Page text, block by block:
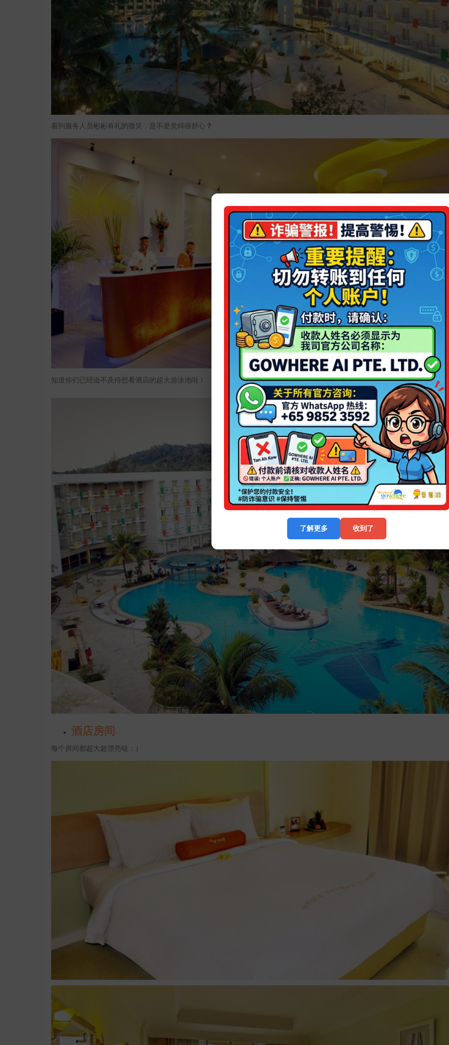
了解更多 收到了
看到服务人员彬彬有礼的微笑，是不是觉得很舒心 ？
知道你们已经迫不及待想看酒店的超大游泳池啦！
酒店房间
每个房间都超大超漂亮哒：）